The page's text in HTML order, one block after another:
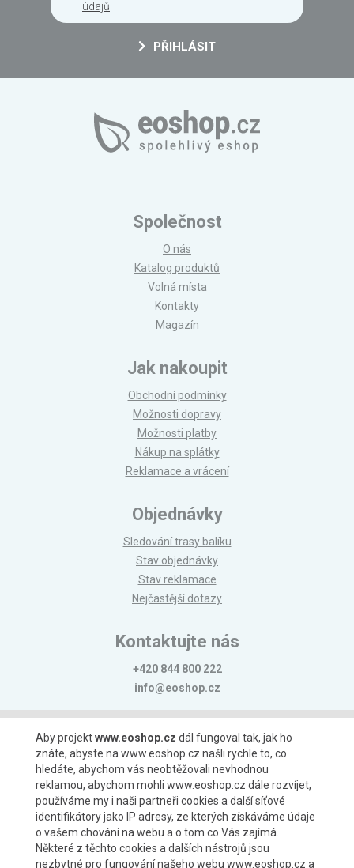
údajů
PŘIHLÁSIT
Společnost
O nás
Katalog produktů
Volná místa
Kontakty
Magazín
Jak nakoupit
Obchodní podmínky
Možnosti dopravy
Možnosti platby
Nákup na splátky
Reklamace a vrácení
Objednávky
Sledování trasy balíku
Stav objednávky
Stav reklamace
Nejčastější dotazy
Kontaktujte nás
+420 844 800 222
info@eoshop.cz
Možnosti platby
Možnosti dopravy
Aby projektwww.eoshop.cz dál fungoval tak, jak ho
znáte, abyste na www.eoshop.cz našli rychle to, co
hledáte, abychom vás neobtěžovali nevhodnou
reklamou, abychom mohli www.eoshop.cz dále rozvíjet,
používáme my i naši partneři cookies a další síťové
identifikátory jako IP adresy, ze kterých získáváme údaje
o vašem chování na webu a o tom co Vás zajímá.
Některé z těchto cookies a dalších nástrojů jsou
nezbytné pro fungování našeho webu www.eoshop.cz a